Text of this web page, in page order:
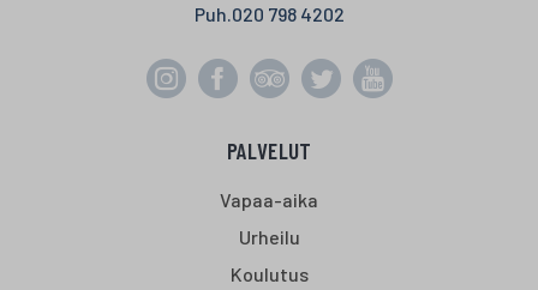
Puh. 020 798 4202
PALVELUT
Vapaa-aika
Urheilu
Koulutus